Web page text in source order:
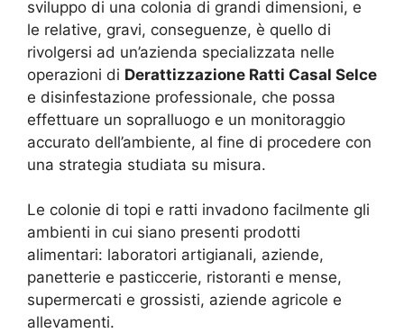
sviluppo di una colonia di grandi dimensioni, e
le relative, gravi, conseguenze, è quello di
rivolgersi ad un’azienda specializzata nelle
operazioni di Derattizzazione Ratti Casal Selce
e disinfestazione professionale, che possa
effettuare un sopralluogo e un monitoraggio
accurato dell’ambiente, al fine di procedere con
una strategia studiata su misura.
Le colonie di topi e ratti invadono facilmente gli
ambienti in cui siano presenti prodotti
alimentari: laboratori artigianali, aziende,
panetterie e pasticcerie, ristoranti e mense,
supermercati e grossisti, aziende agricole e
allevamenti.